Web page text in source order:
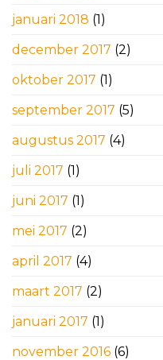
januari 2018 (1)
december 2017 (2)
oktober 2017 (1)
september 2017 (5)
augustus 2017 (4)
juli 2017 (1)
juni 2017 (1)
mei 2017 (2)
april 2017 (4)
maart 2017 (2)
januari 2017 (1)
november 2016 (6)